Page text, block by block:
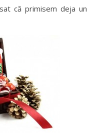
că primisem deja un